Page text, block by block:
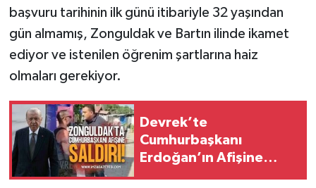
başvuru tarihinin ilk günü itibariyle 32 yaşından
gün almamış, Zonguldak ve Bartın ilinde ikamet
ediyor ve istenilen öğrenim şartlarına haiz
olmaları gerekiyor.
Devrek’te
Cumhurbaşkanı
Erdoğan’ın Afişine